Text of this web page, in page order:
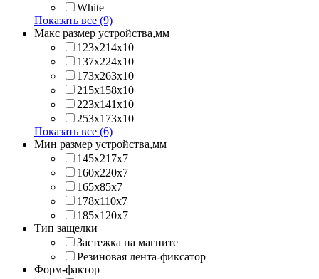
White
Показать все (9)
Макс размер устройства,мм
123х214x10
137х224x10
173х263x10
215х158x10
223х141x10
253х173x10
Показать все (6)
Мин размер устройства,мм
145x217x7
160x220x7
165x85x7
178x110x7
185x120x7
Тип защелки
Застежка на магните
Резиновая лента-фиксатор
Форм-фактор